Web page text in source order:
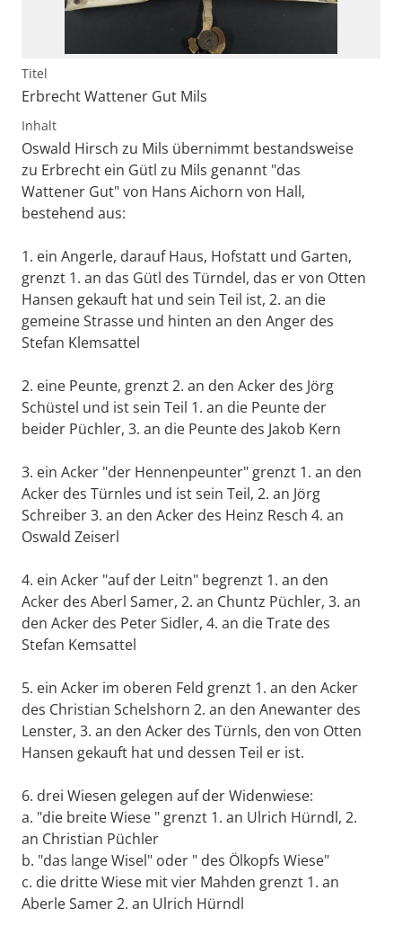
Titel
Erbrecht Wattener Gut Mils
Inhalt
Oswald Hirsch zu Mils übernimmt bestandsweise
zu Erbrecht ein Gütl zu Mils genannt "das
Wattener Gut" von Hans Aichorn von Hall,
bestehend aus:
1. ein Angerle, darauf Haus, Hofstatt und Garten,
grenzt 1. an das Gütl des Türndel, das er von Otten
Hansen gekauft hat und sein Teil ist, 2. an die
gemeine Strasse und hinten an den Anger des
Stefan Klemsattel
2. eine Peunte, grenzt 2. an den Acker des Jörg
Schüstel und ist sein Teil 1. an die Peunte der
beider Püchler, 3. an die Peunte des Jakob Kern
3. ein Acker "der Hennenpeunter" grenzt 1. an den
Acker des Türnles und ist sein Teil, 2. an Jörg
Schreiber 3. an den Acker des Heinz Resch 4. an
Oswald Zeiserl
4. ein Acker "auf der Leitn" begrenzt 1. an den
Acker des Aberl Samer, 2. an Chuntz Püchler, 3. an
den Acker des Peter Sidler, 4. an die Trate des
Stefan Kemsattel
5. ein Acker im oberen Feld grenzt 1. an den Acker
des Christian Schelshorn 2. an den Anewanter des
Lenster, 3. an den Acker des Türnls, den von Otten
Hansen gekauft hat und dessen Teil er ist.
6. drei Wiesen gelegen auf der Widenwiese:
a. "die breite Wiese " grenzt 1. an Ulrich Hürndl, 2.
an Christian Püchler
b. "das lange Wisel" oder " des Ölkopfs Wiese"
c. die dritte Wiese mit vier Mahden grenzt 1. an
Aberle Samer 2. an Ulrich Hürndl